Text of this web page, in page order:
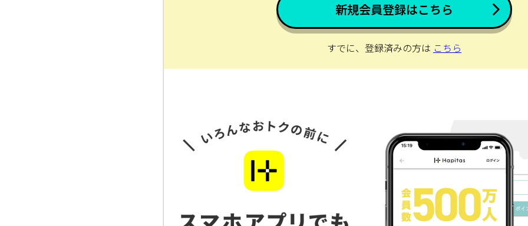
新規会員登録はこちら
すでに、登録済みの方は こちら